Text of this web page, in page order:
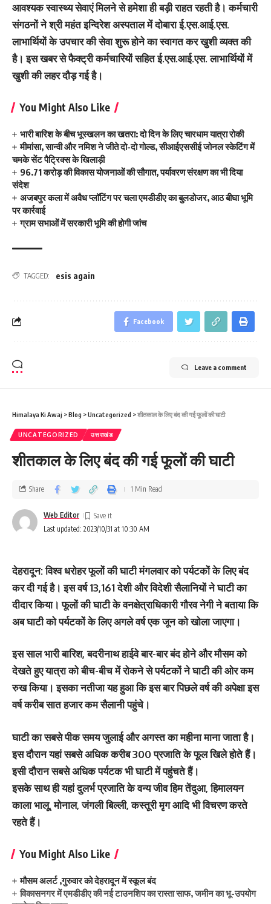
आवश्यक स्वास्थ्य सेवाएं मिलने से हमेशा ही बड़ी राहत रहती है। कर्मचारी
संगठनों ने श्री महंत इन्दिरेश अस्पताल में दोबारा ई.एस.आई.एस.
लाभार्थियों के उपचार की सेवा शुरू होने का स्वागत कर खुशी व्यक्त की
है। इस खबर से फैक्ट्री कर्मचारियों सहित ई.एस.आई.एस. लाभार्थियों में
खुशी की लहर दौड़ गई है।
You Might Also Like
भारी बारिश के बीच भूस्खलन का खतरा: दो दिन के लिए चारधाम यात्रा रोकी
मीमांसा, सान्वी और नमिश ने जीते दो-दो गोल्ड, सीआईएससीई जोनल स्केटिंग में
चमके सेंट पैट्रिक्स के खिलाड़ी
96.71 करोड़ की विकास योजनाओं की सौगात, पर्यावरण संरक्षण का भी दिया
संदेश
अजबपुर कला में अवैध प्लॉटिंग पर चला एमडीडीए का बुलडोजर, आठ बीघा भूमि
पर कार्रवाई
ग्राम सभाओं में सरकारी भूमि की होगी जांच
TAGGED: esis again
Facebook
Leave a comment
Himalaya Ki Awaj >Blog >Uncategorized >शीतकाल के लिए बंद की गई फूलों की घाटी
UNCATEGORIZED उत्तराखंड
शीतकाल के लिए बंद की गई फूलों की घाटी
Last updated: 2023/10/31 at 10:30 AM
Web Editor
Share 1 Min Read
देहरादून: विश्व धरोहर फूलों की घाटी मंगलवार को पर्यटकों के लिए बंद
कर दी गई है। इस वर्ष 13,161 देशी और विदेशी सैलानियों ने घाटी का
दीदार किया। फूलों की घाटी के वनक्षेत्राधिकारी गौरव नेगी ने बताया कि
अब घाटी को पर्यटकों के लिए अगले वर्ष एक जून को खोला जाएगा।
इस साल भारी बारिश, बदरीनाथ हाईवे बार-बार बंद होने और मौसम को
देखते हुए यात्रा को बीच-बीच में रोकने से पर्यटकों ने घाटी की ओर कम
रुख किया। इसका नतीजा यह हुआ कि इस बार पिछले वर्ष की अपेक्षा इस
वर्ष करीब सात हजार कम सैलानी पहुंचे।
घाटी का सबसे पीक समय जुलाई और अगस्त का महीना माना जाता है।
इस दौरान यहां सबसे अधिक करीब 300 प्रजाति के फूल खिले होते हैं।
इसी दौरान सबसे अधिक पर्यटक भी घाटी में पहुंचते हैं।
इसके साथ ही यहां दुलर्भ प्रजाति के वन्य जीव हिम तेंदुआ, हिमालयन
काला भालू, मोनाल, जंगली बिल्ली, कस्तूरी मृग आदि भी विचरण करते
रहते हैं।
You Might Also Like
मौसम अलर्ट ,गुरुवार को देहरादून में स्कूल बंद
विकासनगर में एमडीडीए की नई टाउनशिप का रास्ता साफ, जमीन का भू-उपयोग